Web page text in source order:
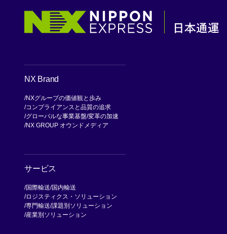
NX Brand
NXグループの価値観と歩み
コンプライアンスと品質の追求
グローバルな事業基盤 変革の加速
NX GROUP オウンドメディア
サービス
国際輸送 国内輸送
ロジスティクス・ソリューション
専門輸送 課題別ソリューション
産業別ソリューション